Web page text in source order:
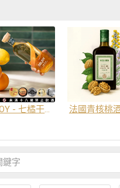
DELJOY - 七橘干邑利口酒 24% 法國青核桃